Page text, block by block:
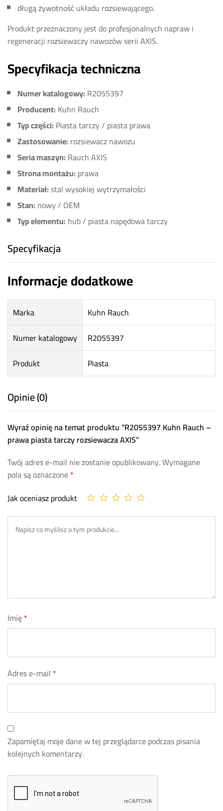
długą żywotność układu rozsiewającego.
Produkt przeznaczony jest do profesjonalnych napraw i
regeneracji rozsiewaczy nawozów serii AXIS.
Specyfikacja techniczna
Numer katalogowy: R2055397
Producent: Kuhn Rauch
Typ części: Piasta tarczy / piasta prawa
Zastosowanie: rozsiewacz nawozu
Seria maszyn: Rauch AXIS
Strona montażu: prawa
Materiał:stal wysokiej wytrzymałości
Stan: nowy / OEM
Typ elementu: hub / piasta napędowa tarczy
Specyfikacja
Informacje dodatkowe
Marka
Kuhn Rauch
Numer katalogowy
R2055397
Produkt
Piasta
Opinie (0)
Wyraź opinię na temat produktu “R2055397 Kuhn Rauch –
prawa piasta tarczy rozsiewacza AXIS”
Twój adres e-mail nie zostanie opublikowany.Wymagane
pola są oznaczone*
Jak oceniasz produkt
Imię*
Adres e-mail *
Zapamiętaj moje dane w tej przeglądarce podczas pisania
kolejnych komentarzy.